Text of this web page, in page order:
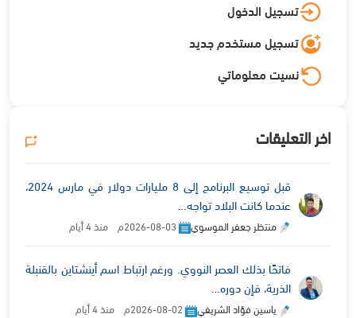
تسجيل الدخول
تسجيل مستخدم جديد
نسيت معلوماتي
اخر التعليقات
قبل توسيع البرنامج إلى 8 مليارات دولار في مارس 2024،
عندما كانت البلاد تواجه…
منتظر جعفر الموسوي 2026-08-03م منذ 4 أيام
فاتحًا بذلك العصر النووي. ورغم ارتباط اسم أينشتاين بالقنبلة
الذرية، فإن دوره…
ياسين فؤاد الشريفي 2026-08-02م منذ 4 أيام